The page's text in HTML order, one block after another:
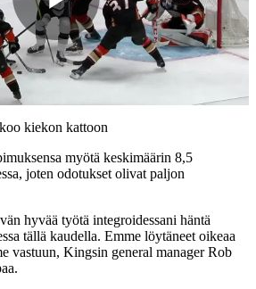
Play
Video
kiekon kattoon
myötä keskimäärin 8,5
joten odotukset olivat paljon
hyvää työtä integroidessani häntä
tällä kaudella. Emme löytäneet oikeaa
vastuun, Kingsin general manager Rob